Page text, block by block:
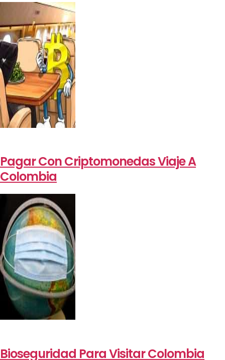
Pagar Con Criptomonedas Viaje A
Colombia
Bioseguridad Para Visitar Colombia